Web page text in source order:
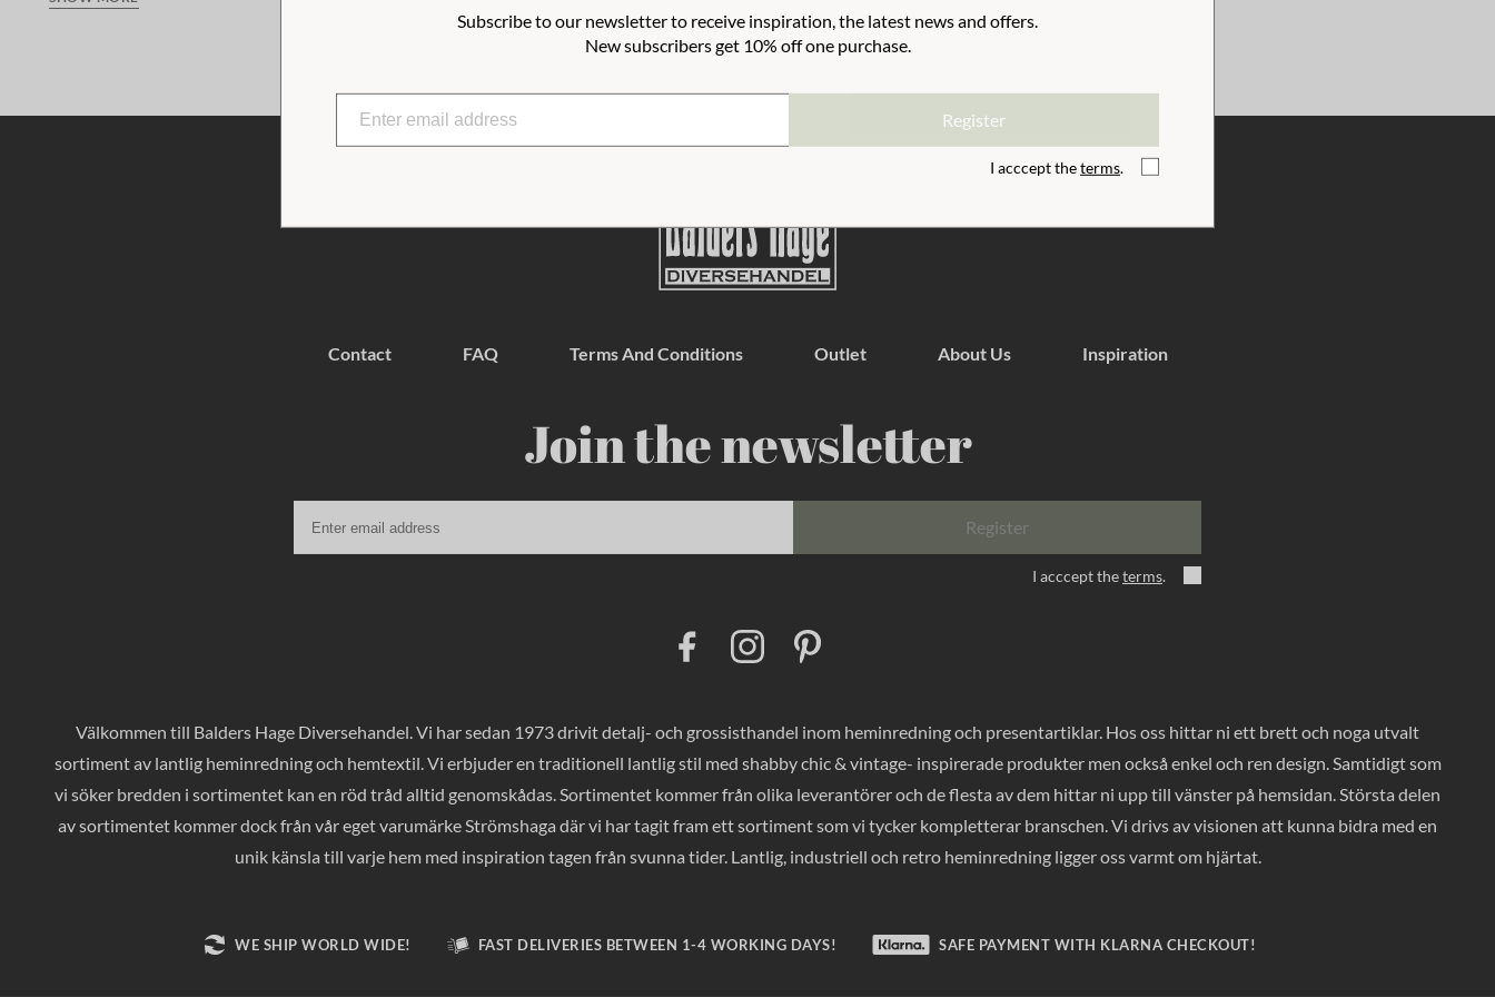
while the raised feet help keep the soap dry and more hygienic. A stylish blend of practicality and
Contact FAQ Terms And Conditions Outlet About Us Inspiration
Join the newsletter
Register
I acccept theterms.
o
o
k
I
n
g
r
a
r
e
s
Välkommen till Balders Hage Diversehandel. Vi har sedan 1973 drivit detalj- och grossisthandel inom heminredning och presentartiklar. Hos oss hittar ni ett brett och noga utvalt
sortiment av lantlig heminredning och hemtextil. Vi erbjuder en traditionell lantlig stil med shabby chic & vintage- inspirerade produkter men också enkel och ren design. Samtidigt som
vi söker bredden i sortimentet kan en röd tråd alltid genomskådas. Sortimentet kommer från olika leverantörer och de flesta av dem hittar ni upp till vänster på hemsidan. Största delen
av sortimentet kommer dock från vår eget varumärke Strömshaga där vi har tagit fram ett sortiment som vi tycker kompletterar branschen. Vi drivs av visionen att kunna bidra med en
unik känsla till varje hem med inspiration tagen från svunna tider. Lantlig, industriell och retro heminredning ligger oss varmt om hjärtat.
WE SHIP WORLD WIDE! FAST DELIVERIES BETWEEN 1-4 WORKING DAYS! SAFE PAYMENT WITH KLARNA CHECKOUT!
Subscribe to our newsletter to receive inspiration, the latest news and offers.
New subscribers get 10% off one purchase.
Register
I acccept theterms.